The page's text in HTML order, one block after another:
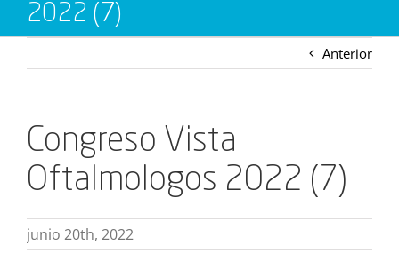
2022 (7)
Anterior
Congreso Vista
Oftalmologos 2022 (7)
junio 20th, 2022